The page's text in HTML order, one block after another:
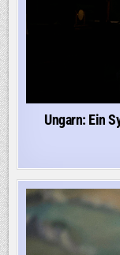
Ungarn: Ein